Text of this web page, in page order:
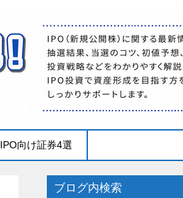
IPO向け証券4選
ブログ内検索